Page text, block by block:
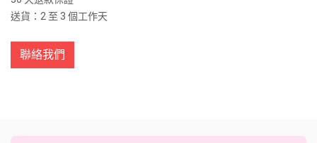
送貨：2 至 3 個工作天
聯絡我們